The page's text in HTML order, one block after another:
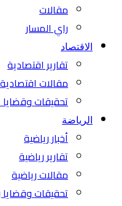
مقالات
راي المسار
الاقتصاد
تقارير اقتصادية
مقالات اقتصادية
تحقيقات وقضايا
الرياضة
أخبار رياضية
تقارير رياضية
مقالات رياضية
تحقيقات وقضايا